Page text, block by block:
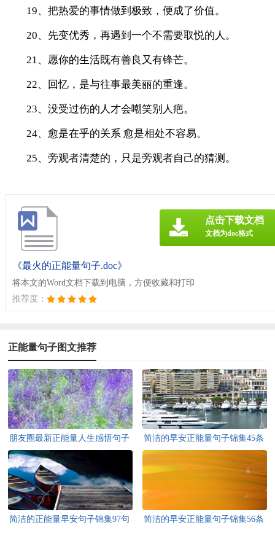
19、把热爱的事情做到极致，便成了价值。
20、先变优秀，再遇到一个不需要取悦的人。
21、愿你的生活既有善良又有锋芒。
22、回忆，是与往事最美丽的重逢。
23、没受过伤的人才会嘲笑别人疤。
24、愈是在乎的关系 愈是相处不容易。
25、旁观者清楚的，只是旁观者自己的猜测。
《最火的正能量句子.doc》
将本文的Word文档下载到电脑，方便收藏和打印
推荐度：
点击下载文档
文档为doc格式
正能量句子图文推荐
朋友圈最新正能量人生感悟句子 简洁的早安正能量句子锦集45条
简洁的正能量早安句子锦集97句 简洁的早安正能量句子锦集56条